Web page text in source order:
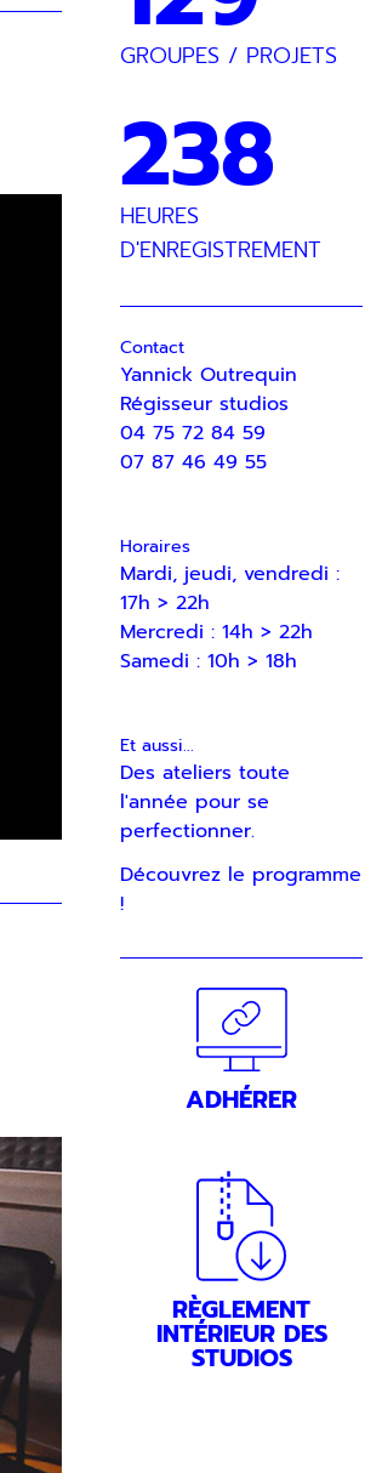
GROUPES / PROJETS
238
HEURES
D'ENREGISTREMENT
Contact
Yannick Outrequin
Régisseur studios
04 75 72 84 59
07 87 46 49 55
Horaires
Mardi, jeudi, vendredi :
17h > 22h
Mercredi : 14h > 22h
Samedi : 10h > 18h
Et aussi...
Des ateliers toute
l'année pour se
perfectionner.
Découvrez le programme
!
ADHÉRER
RÈGLEMENT
INTÉRIEUR DES
STUDIOS